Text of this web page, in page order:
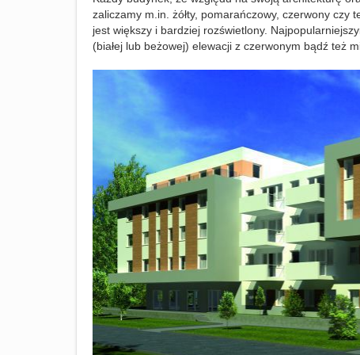
zaliczamy m.in. żółty, pomarańczowy, czerwony
jest większy i bardziej rozświetlony.
(białej lub beżowej) elewacji z czerwonym bądź też